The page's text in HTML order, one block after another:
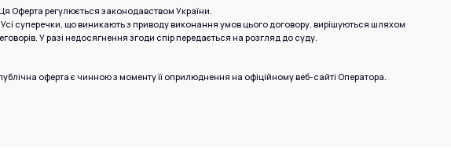
Ця Оферта регулюється законодавством України.
Усі суперечки, що виникають з приводу виконання умов цього договору, вирішуються шляхом
У разі недосягнення згоди спір передається на розгляд до суду.
оферта є чинною з моменту її оприлюднення на офіційному веб-сайті Оператора.